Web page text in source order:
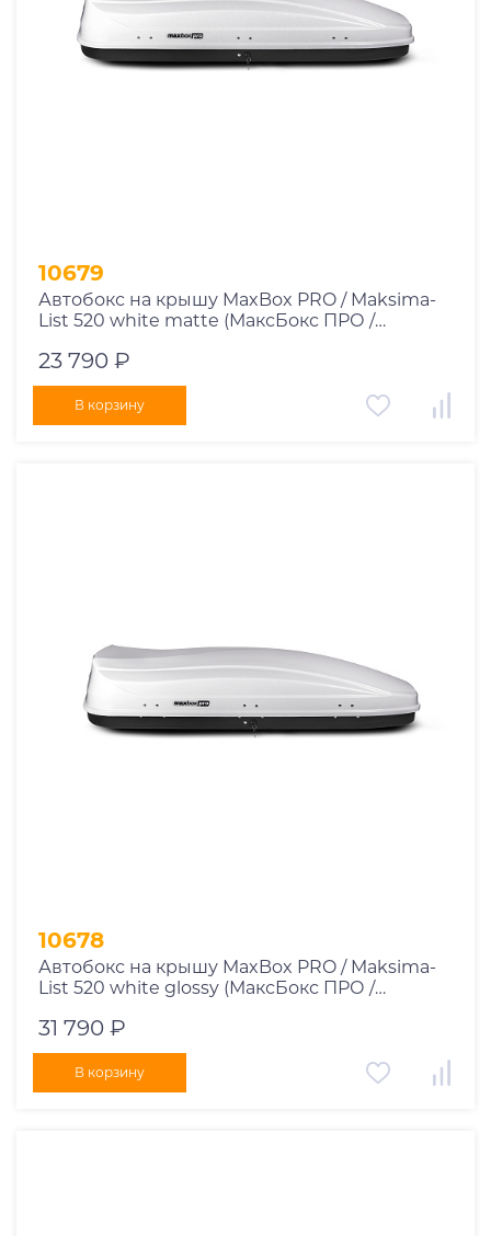
10679
Автобокс на крышу MaxBox PRO / Maksima-
List 520 white matte (МаксБокс ПРО /
23 790 ₽
В корзину
10678
Автобокс на крышу MaxBox PRO / Maksima-
List 520 white glossy (МаксБокс ПРО /
31 790 ₽
В корзину